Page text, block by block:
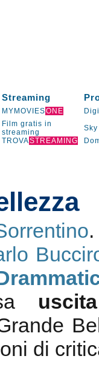
Streaming
MYMOVIESONE
Film gratis in
streaming
Sky
TROVASTREAMING
di